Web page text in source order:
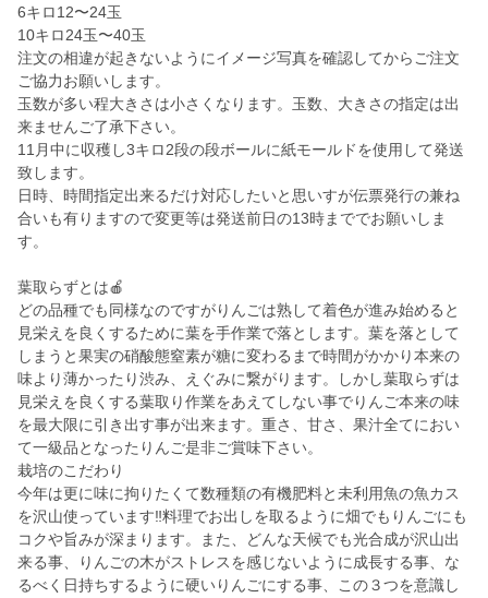
6キロ12〜24玉
10キロ24玉〜40玉
注文の相違が起きないようにイメージ写真を確認してからご注文
ご協力お願いします。
玉数が多い程大きさは小さくなります。玉数、大きさの指定は出
来ませんご了承下さい。
11月中に収穫し3キロ2段の段ボールに紙モールドを使用して発送
致します。
日時、時間指定出来るだけ対応したいと思いすが伝票発行の兼ね
合いも有りますので変更等は発送前日の13時まででお願いしま
す。
葉取らずとは🍎
どの品種でも同様なのですがりんごは熟して着色が進み始めると
見栄えを良くするために葉を手作業で落とします。葉を落として
しまうと果実の硝酸態窒素が糖に変わるまで時間がかかり本来の
味より薄かったり渋み、えぐみに繋がります。しかし葉取らずは
見栄えを良くする葉取り作業をあえてしない事でりんご本来の味
を最大限に引き出す事が出来ます。重さ、甘さ、果汁全てにおい
て一級品となったりんご是非ご賞味下さい。
栽培のこだわり
今年は更に味に拘りたくて数種類の有機肥料と未利用魚の魚カス
を沢山使っています‼️料理でお出しを取るように畑でもりんごにも
コクや旨みが深まります。また、どんな天候でも光合成が沢山出
来る事、りんごの木がストレスを感じないように成長する事、な
るべく日持ちするように硬いりんごにする事、この３つを意識し